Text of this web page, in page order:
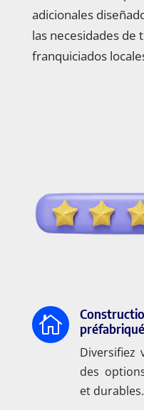
adicionales
las necesidades de
franquiciados

Diversifiez
des
et durables.